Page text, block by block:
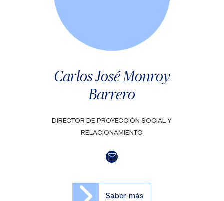
Carlos José Monroy
Barrero
DIRECTOR DE PROYECCIÓN SOCIAL Y
RELACIONAMIENTO
Saber más